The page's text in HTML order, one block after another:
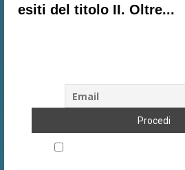
esiti del titolo II. Oltre...
Accetto le regole di